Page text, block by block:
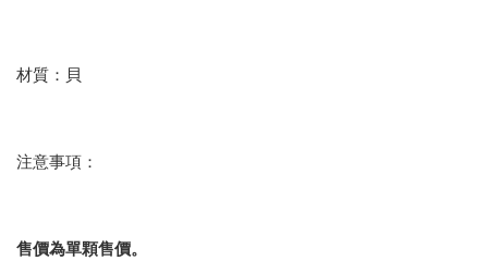
材質：貝
注意事項：
售價為單顆售價。